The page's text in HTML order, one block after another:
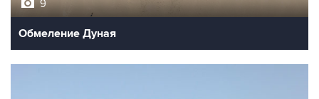
9
Обмеление Дуная